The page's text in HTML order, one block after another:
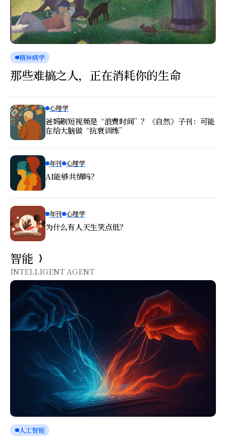
精神病学
那些难搞之人，正在消耗你的生命
心理学
爸妈刷短视频是“浪费时间”？《自然》子刊：可能
在给大脑做“抗衰训练”
年刊 心理学
AI能够共情吗？
年刊 心理学
为什么有人天生笑点低？
智能
INTELLIGENT AGENT
人工智能